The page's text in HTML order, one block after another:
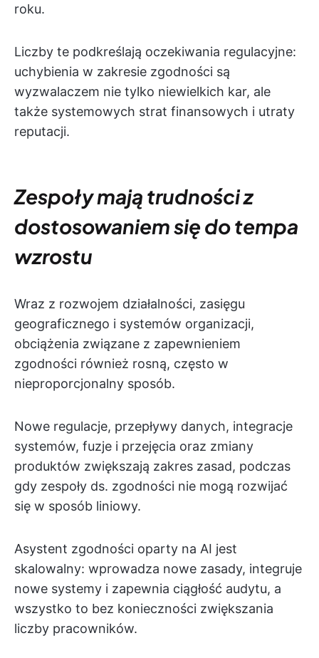
roku.
Liczby te podkreślają oczekiwania regulacyjne:
uchybienia w zakresie zgodności są
wyzwalaczem nie tylko niewielkich kar, ale
także systemowych strat finansowych i utraty
reputacji.
Zespoły mają trudności z
dostosowaniem się do tempa
wzrostu
Wraz z rozwojem działalności, zasięgu
geograficznego i systemów organizacji,
obciążenia związane z zapewnieniem
zgodności również rosną, często w
nieproporcjonalny sposób.
Nowe regulacje, przepływy danych, integracje
systemów, fuzje i przejęcia oraz zmiany
produktów zwiększają zakres zasad, podczas
gdy zespoły ds. zgodności nie mogą rozwijać
się w sposób liniowy.
Asystent zgodności oparty na AI jest
skalowalny: wprowadza nowe zasady, integruje
nowe systemy i zapewnia ciągłość audytu, a
wszystko to bez konieczności zwiększania
liczby pracowników.